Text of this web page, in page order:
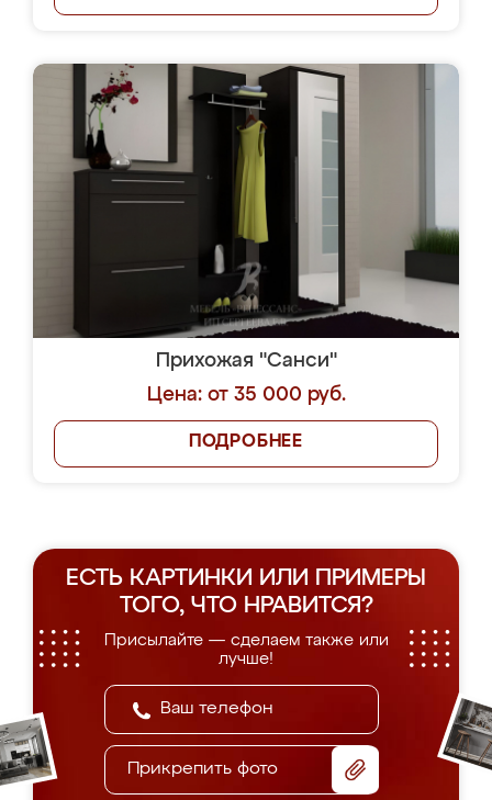
Прихожая "Санси"
Цена: от 35 000 руб.
ПОДРОБНЕЕ
ЕСТЬ КАРТИНКИ ИЛИ ПРИМЕРЫ
ТОГО, ЧТО НРАВИТСЯ?
Присылайте — сделаем также или
лучше!
Прикрепить фото